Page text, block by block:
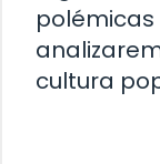
polémicas
cultura